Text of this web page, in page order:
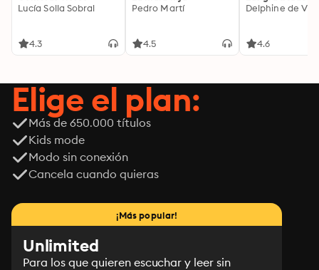
Lucía Solla Sobral
4.3
Pedro Martí
4.5
Delphine de
4.6
Elige el plan:
Más de 650.000 títulos
Kids mode
Modo sin conexión
Cancela cuando quieras
¡Más popular!
Unlimited
Para los que quieren escuchar y leer sin